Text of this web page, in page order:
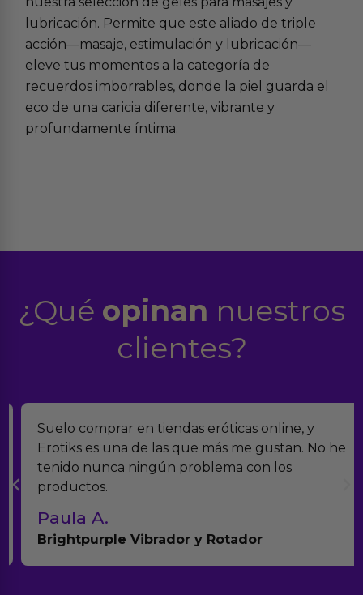
lubricación. Permite que este aliado de triple
acción—masaje, estimulación y lubricación—
eleve tus momentos a la categoría de
recuerdos imborrables, donde la piel guarda el
eco de una caricia diferente, vibrante y
profundamente íntima.
¿Qué opinan nuestros
clientes?
Suelo comprar en tiendas eróticas online, y
Erotiks es una de las que más me gustan. No he
tenido nunca ningún problema con los
productos.
Paula A.
Brightpurple Vibrador y Rotador